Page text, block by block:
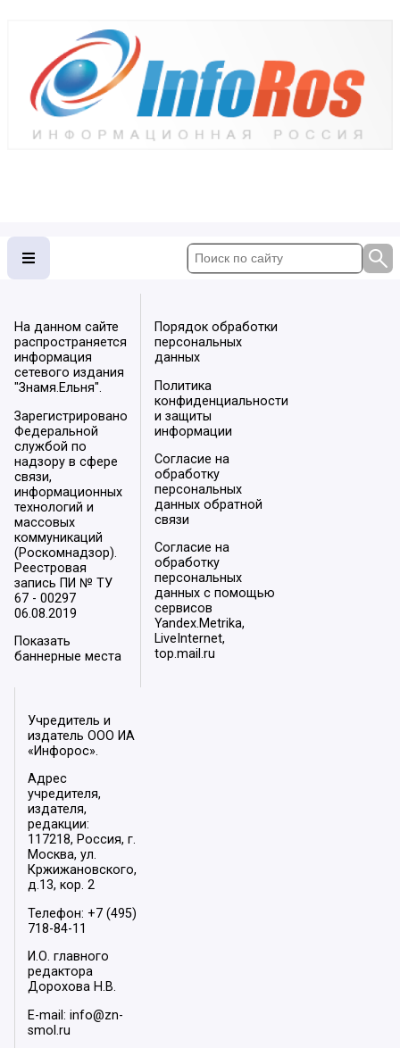
На данном сайте
распространяется
информация
сетевого издания
"Знамя.Ельня".
Зарегистрировано
Федеральной
службой по
надзору в сфере
связи,
информационных
технологий и
массовых
коммуникаций
(Роскомнадзор).
Реестровая
запись ПИ № ТУ
67 - 00297
06.08.2019
Показать
баннерные места
Порядок обработки
персональных
данных
Политика
конфиденциальности
и защиты
информации
Согласие на
обработку
персональных
данных обратной
связи
Согласие на
обработку
персональных
данных с помощью
сервисов
Yandex.Metrika,
LiveInternet,
top.mail.ru
Учредитель и
издатель ООО ИА
«Инфорос».
Адрес
учредителя,
издателя,
редакции:
117218, Россия, г.
Москва, ул.
Кржижановского,
д.13, кор. 2
Телефон: +7 (495)
718-84-11
И.О. главного
редактора
Дорохова Н.В.
E-mail: info@zn-
smol.ru